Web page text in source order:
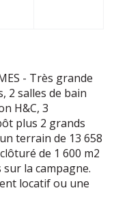
- Très grande
2 salles de bain
H&C, 3
plus 2 grands
terrain de 13 658
de 1 600 m2
la campagne.
locatif ou une